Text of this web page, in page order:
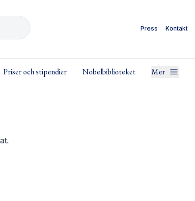
Press Kontakt
Priser och stipendier Nobelbiblioteket Mer